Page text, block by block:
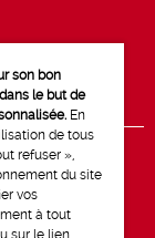
son bon
le but de
En
de tous
refuser »,
du site
vos
à tout
sur le lien